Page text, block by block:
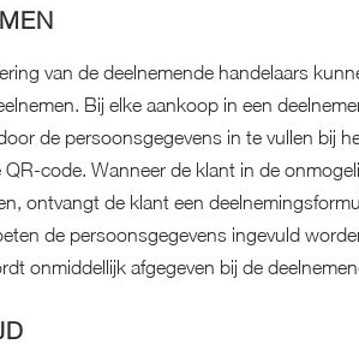
van de deelnemende handelaars
Bij elke aankoop in een
de persoonsgegevens in te vullen bij
QR-code. Wanneer de klant in de
ontvangt de klant een
de persoonsgegevens ingevuld
onmiddellijk afgegeven bij de